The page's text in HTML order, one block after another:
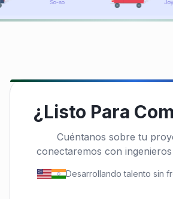
Joy of living
¿Listo Para
Cuéntanos sobre tu
conectaremos con
Desarrollando talento sin